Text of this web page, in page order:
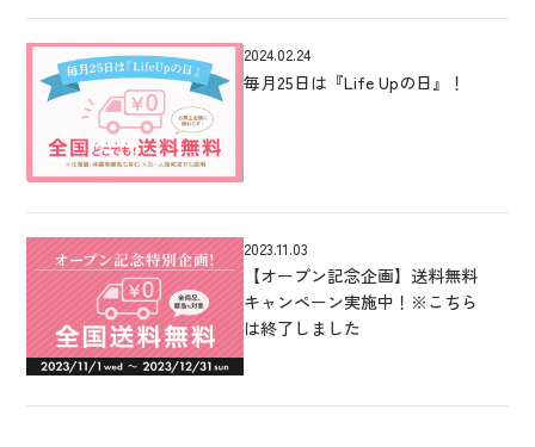
2024.02.24
毎月25日は『Life Upの日』！
2023.11.03
【オープン記念企画】送料無料
キャンペーン実施中！※こちら
は終了しました